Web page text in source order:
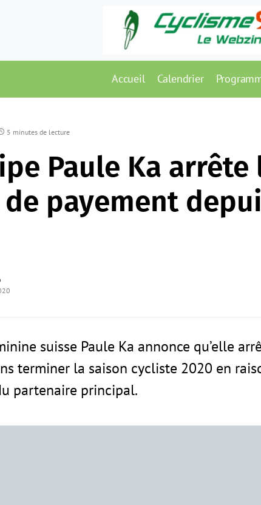
Accueil Calendrier
5 minutes de lecture
Paule Ka
payement
suisse Paule Ka annonce qu’elle
terminer la saison cycliste 2020 en
partenaire principal.